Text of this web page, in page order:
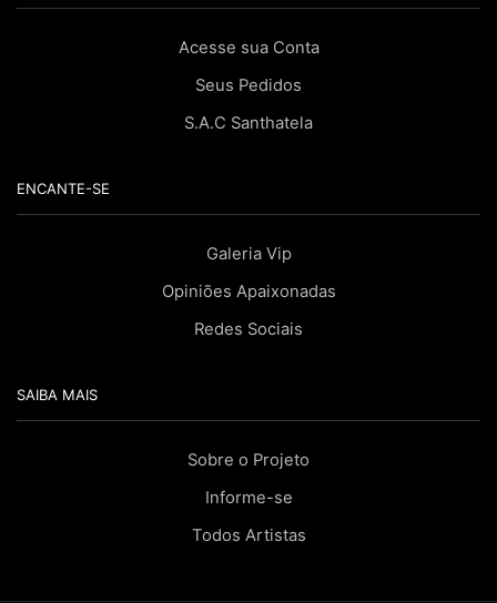
Acesse sua Conta
Seus Pedidos
S.A.C Santhatela
ENCANTE-SE
Galeria Vip
Opiniões Apaixonadas
Redes Sociais
SAIBA MAIS
Sobre o Projeto
Informe-se
Todos Artistas